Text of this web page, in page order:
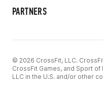
PARTNERS
© 2026 CrossFit, LLC.
CrossFit Games, and Sport
LLC in the U.S. and/or other